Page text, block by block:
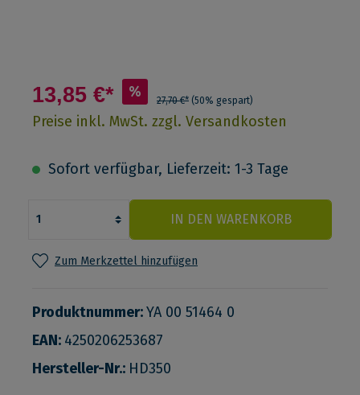
13,85 €* % 27,70 €* (50% gespart)
Preise inkl. MwSt. zzgl. Versandkosten
Sofort verfügbar, Lieferzeit: 1-3 Tage
IN DEN WARENKORB
Zum Merkzettel hinzufügen
Produktnummer:YA 00 51464 0
EAN: 4250206253687
Hersteller-Nr.: HD350